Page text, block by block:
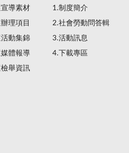
導素材
理項目
動集錦
體報導
舉資訊
1.制度簡介
2.社會勞動問答輯
3.活動訊息
4.下載專區